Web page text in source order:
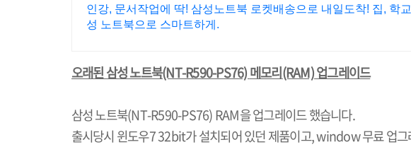
인강, 문서작업에 딱! 삼성노트북 로켓배송으로 내일도착! 집, 학
성 노트북으로 스마트하게.
오래된 삼성 노트북(NT-R590-PS76)메모리(RAM)업그레이드
삼성 노트북(NT-R590-PS76) RAM을 업그레이드 했습니다.
출시당시 윈도우7 32bit가 설치되어 있던 제품이고, window무료 업